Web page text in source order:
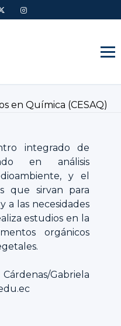
en Química (CESAQ)
integrado de
en análisis
y el
que sirvan para
a las necesidades
estudios en la
orgánicos
Gabriela